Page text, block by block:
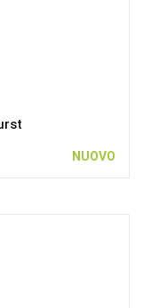
NUOVO